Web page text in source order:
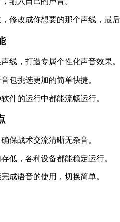
修改成你想要的那个声线，最后
线，打造专属个性化声音效果。
包挑选更加的简单快捷。
件的运行中都能流畅运行。
保战术交流清晰无杂音。
低，各种设备都能稳定运行。
成语音的使用，切换简单。